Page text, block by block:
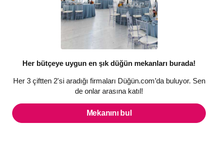
Her bütçeye uygun en şık düğün mekanları burada!
Her 3 çiftten 2'si aradığı firmaları Düğün.com’da buluyor. Sen
de onlar arasına katıl!
Mekanını bul